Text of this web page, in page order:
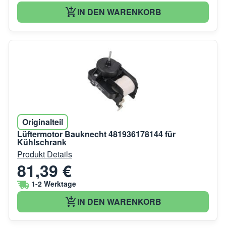
IN DEN WARENKORB
Originalteil
Lüftermotor Bauknecht 481936178144 für
Kühlschrank
Produkt Details
81,39 €
1-2 Werktage
IN DEN WARENKORB